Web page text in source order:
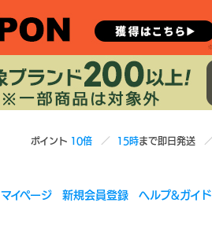
ポイント 10倍 15時まで即日発送
マイページ 新規会員登録 ヘルプ&ガイド